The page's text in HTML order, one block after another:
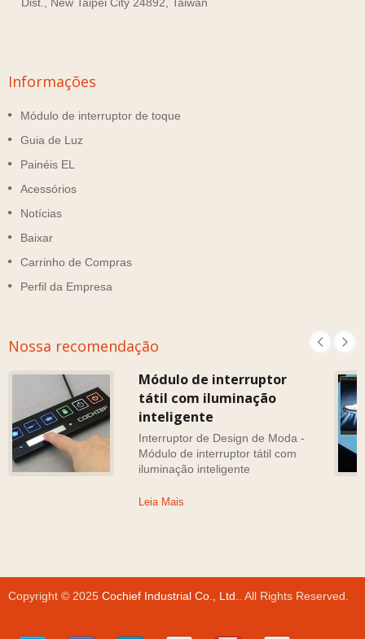
Informações
Módulo de interruptor de toque
Guia de Luz
Painéis EL
Acessórios
Notícias
Baixar
Carrinho de Compras
Perfil da Empresa
Nossa recomendação
Módulo de interruptor
tátil com iluminação
inteligente
Interruptor de Design de Moda -
Módulo de interruptor tátil com
iluminação inteligente
Leia Mais
Copyright © 2025 Cochief Industrial Co., Ltd. . All Rights Reserved.